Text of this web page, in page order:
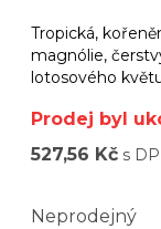
Tropická,
magnólie,
lotosového
Prodej byl
527,56 Kč s
Neprodejný